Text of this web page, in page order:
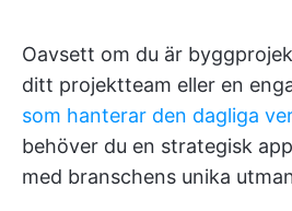
Oavsett om du är
ditt projektteam eller en
som hanterar den dagliga
behöver du en strategisk
med branschens unika